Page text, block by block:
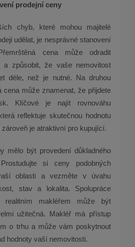
prodejní ceny
chyb, které mohou majitelé
udělat, je nesprávné stanovení
cena může odradit
a způsobit, že vaše nemovitost
déle, než je nutné. Na druhou
cena může znamenat, že přijdete
Klíčové je najít rovnováhu
reflektuje skutečnou hodnotu
je atraktivní pro kupující.
mělo být provedení důkladného
si ceny podobných
oblasti a vezměte v úvahu
stav a lokalita. Spolupráce
realitním makléřem může být
užitečná. Makléř má přístup
o trhu a může vám poskytnout
hodnoty vaší nemovitosti.